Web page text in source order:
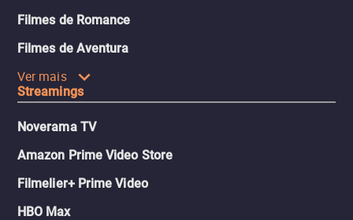
Filmes de Romance
Filmes de Aventura
Ver mais
Streamings
Noverama TV
Amazon Prime Video Store
Filmelier+ Prime Video
HBO Max